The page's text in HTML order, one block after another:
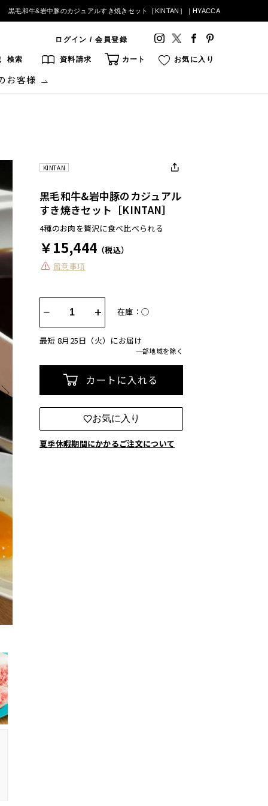
黒毛和牛&岩中豚のカジュアルすき焼きセット［KINTAN］｜HYACCA
ログイン / 会員登録
検索 資料請求 カート お気に入り
お客様
KINTAN
黒毛和牛&岩中豚のカジュアル
すき焼きセット［KINTAN］
4種のお肉を贅沢に食べ比べられる
￥15,444 （税込）
留意事項
− + 在庫：◯
最短 8月25日（火）にお届け
一部地域を除く
お気に入り
夏季休暇期間にかかるご注文について